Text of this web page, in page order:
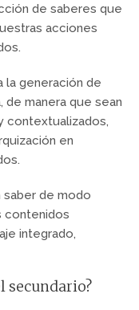
de saberes que
acciones
la generación de
manera que sean
contextualizados,
en
de modo
contenidos
integrado,
secundario?